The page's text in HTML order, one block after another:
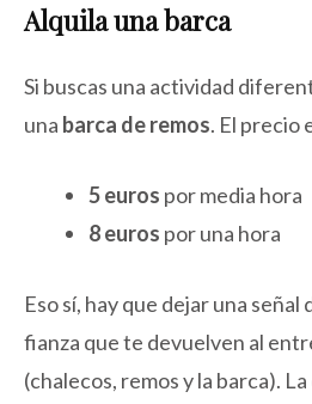
Alquila una barca
Si buscas una actividad
una barca de remos. El precio
5 euros por media hora
8 euros por una hora
Eso sí, hay que dejar una señal
fianza que te devuelven al
(chalecos, remos y la barca).